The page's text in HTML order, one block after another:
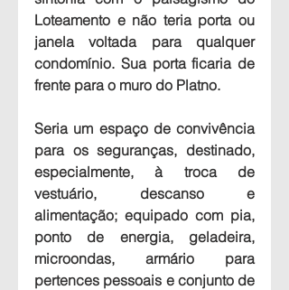
Loteamento e não teria porta ou
janela voltada para qualquer
condomínio. Sua porta ficaria de
frente para o muro do Platno.
Seria um espaço de convivência
para os seguranças, destinado,
especialmente, à troca de
vestuário, descanso e
alimentação; equipado com pia,
ponto de energia, geladeira,
microondas, armário para
pertences pessoais e conjunto de